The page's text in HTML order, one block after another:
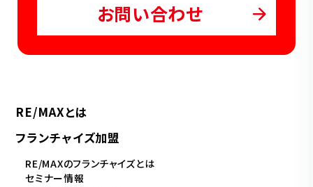
お問い合わせ
RE/MAXとは
フランチャイズ加盟
RE/MAXのフランチャイズとは
セミナー情報